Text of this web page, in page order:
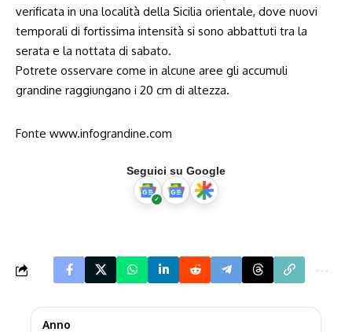
verificata in una località della Sicilia orientale, dove nuovi
temporali di fortissima intensità si sono abbattuti tra la
serata e la nottata di sabato.
Potrete osservare come in alcune aree gli accumuli
grandine raggiungano i 20 cm di altezza.
Fonte www.infograndine.com
Seguici su Google
Anno